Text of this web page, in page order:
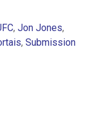
, Jon Jones,
, Submission